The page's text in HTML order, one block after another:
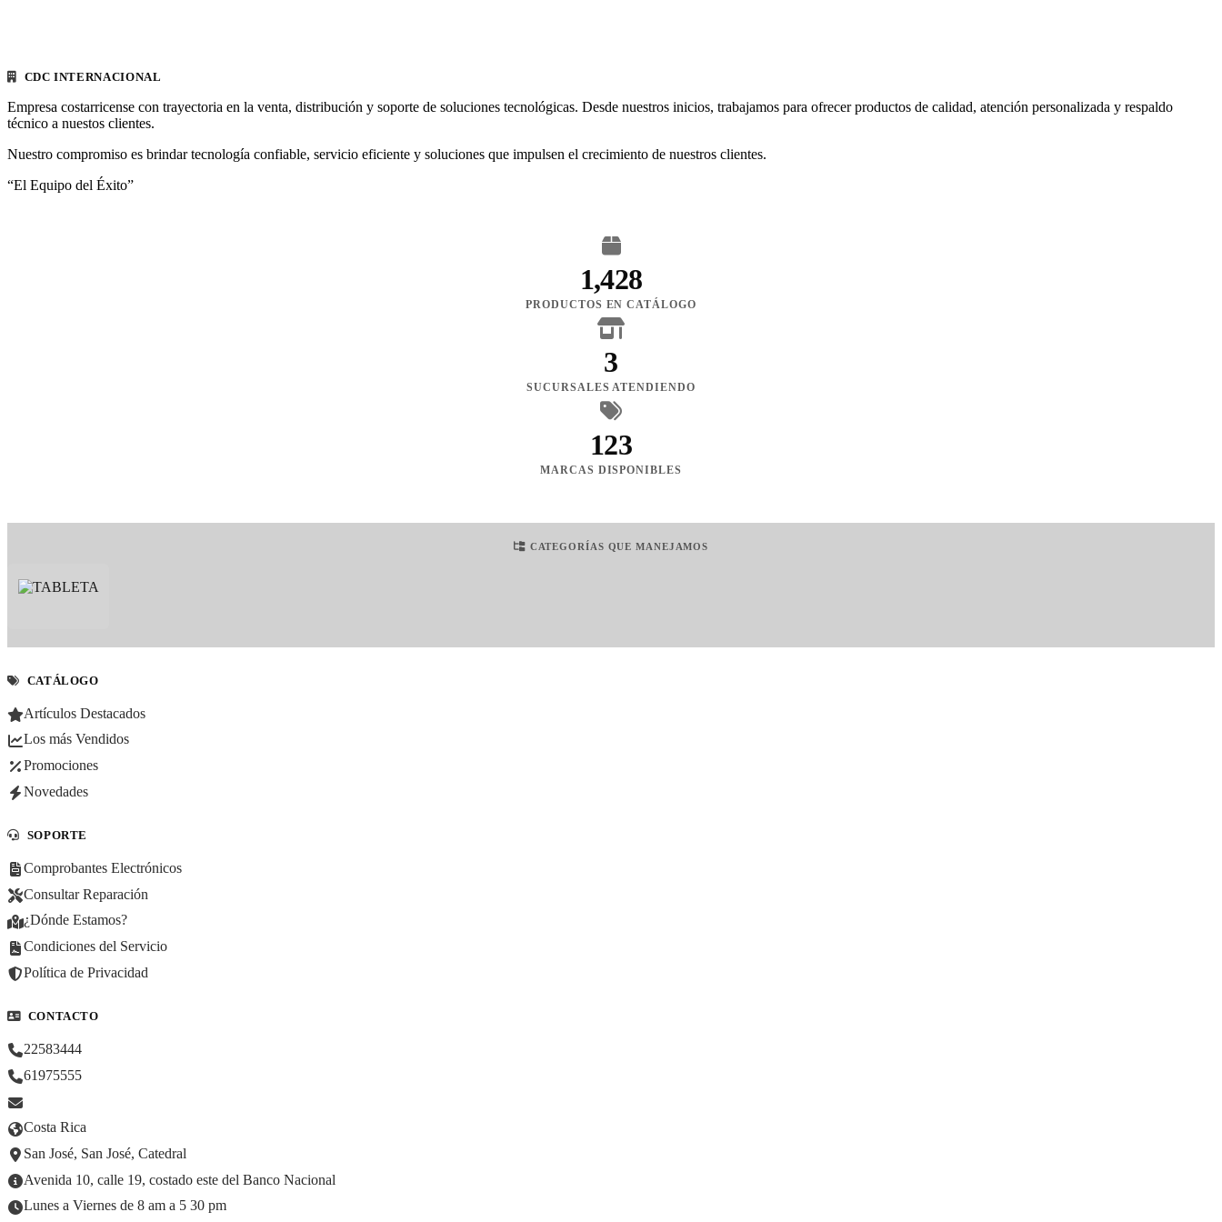
CDC INTERNACIONAL
Empresa costarricense con trayectoria en la venta, distribución y soporte de soluciones tecnológicas. Desde nuestros inicios, trabajamos para ofrecer productos de calidad, atención personalizada y respaldo
técnico a nuestos clientes.
Nuestro compromiso es brindar tecnología confiable, servicio eficiente y soluciones que impulsen el crecimiento de nuestros clientes.
“El Equipo del Éxito”
1,428
PRODUCTOS EN CATÁLOGO
3
SUCURSALES ATENDIENDO
123
MARCAS DISPONIBLES
CATEGORÍAS QUE MANEJAMOS
CATÁLOGO
Artículos Destacados
Los más Vendidos
Promociones
Novedades
SOPORTE
Comprobantes Electrónicos
Consultar Reparación
¿Dónde Estamos?
Condiciones del Servicio
Política de Privacidad
CONTACTO
22583444
61975555
Costa Rica
San José, San José, Catedral
Avenida 10, calle 19, costado este del Banco Nacional
Lunes a Viernes de 8 am a 5 30 pm